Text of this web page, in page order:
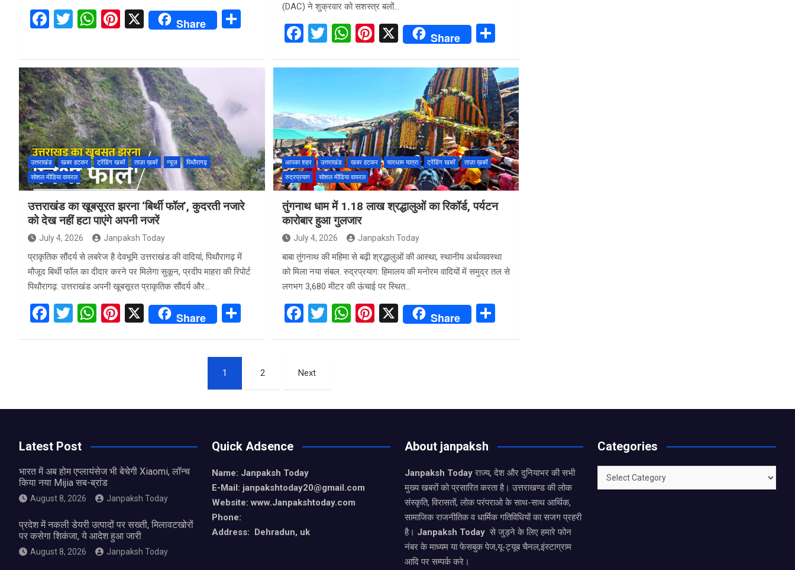
F
ce
b
o
o
k
T
tt
er
W
at
s
A
p
p
Pi
er
es
t
X Share
ar
(DAC) ने शुक्रवार को सशस्त्र बलों…
F
ce
b
o
o
k
T
tt
er
W
at
A
p
p
Pi
er
t
X Share
S
ar
e
उत्तराखंड खबर हटकर ट्रेंडिंग खबरें ताज़ा ख़बरें न्यूज़
पिथौरागढ़
सोशल मीडिया वायरल
उत्तराखंड का खूबसूरत झरना ‘बिर्थी फॉल’, कुदरती नजारे
को देख नहीं हटा पाएंगे अपनी नजरें
July 4, 2026 Janpaksh Today
प्राकृतिक सौंदर्य से लबरेज है देवभूमि उत्तराखंड की वादियां, पिथौरागढ़ में
मौजूद बिर्थी फॉल का दीदार करने पर मिलेगा सुकून, प्रदीप माहरा की रिपोर्ट
पिथौरागढ़: उत्तराखंड अपनी खूबसूरत प्राकृतिक सौंदर्य और…
F
o
T
W
p
Pi X Share
आपका शहर उत्तराखंड खबर हटकर चारधाम यात्रा ट्रेंडिंग खबरें
ताज़ा ख़बरें
रुद्रप्रयाग
सोशल मीडिया वायरल
तुंगनाथ धाम में 1.18 लाख श्रद्धालुओं का रिकॉर्ड, पर्यटन
कारोबार हुआ गुलजार
July 4, 2026 Janpaksh Today
बाबा तुंगनाथ की महिमा से बढ़ी श्रद्धालुओं की आस्था, स्थानीय अर्थव्यवस्था
को मिला नया संबल. रुद्रप्रयाग: हिमालय की मनोरम वादियों में समुद्र तल से
लगभग 3,680 मीटर की ऊंचाई पर स्थित…
F
b
o
o
T W
p
Pi X Share
S
1 2 Next
Latest Post
भारत में अब होम एप्लायंसेज भी बेचेगी Xiaomi, लॉन्च
किया नया Mijia सब-ब्रांड
August 8, 2026 Janpaksh Today
प्रदेश में नकली डेयरी उत्पादों पर सख्ती, मिलावटखोरों
पर कसेगा शिकंजा, ये आदेश हुआ जारी
August 8, 2026 Janpaksh Today
Quick Adsence
Name: Janpaksh Today
E-Mail: janpakshtoday20@gmail.com
Website: www.Janpakshtoday.com
Phone:
Address: Dehradun, uk
About janpaksh
Janpaksh Todayराज्य, देश और दुनियाभर की सभी
मुख्य खबरों को प्रसारित करता है। उत्तराखण्ड की लोक
संस्कृति, विरासतों, लोक परंपराओ के साथ-साथ आर्थिक,
सामाजिक राजनीतिक व धार्मिक गतिविधियों का सजग प्रहरी
है। Janpaksh Today से जुड़ने के लिए हमारे फोन
नंबर के माध्यम या फेसबुक पेज,यू-ट्यूब चैनल,इंस्टाग्राम
आदि पर सम्पर्क करे।
Categories
Categories